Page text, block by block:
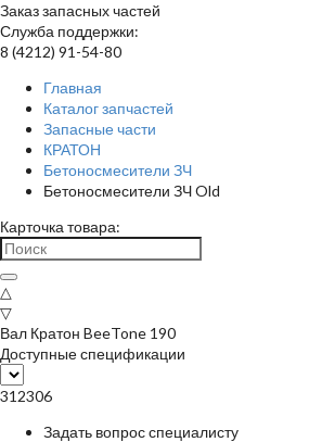
Заказ запасных частей
Служба поддержки:
8 (4212) 91-54-80
Главная
Каталог запчастей
Запасные части
КРАТОН
Бетоносмесители ЗЧ
Бетоносмесители ЗЧ Old
Карточка товара:
△
▽
Вал Кратон BeeTone 190
Доступные спецификации
312306
Задать вопрос специалисту